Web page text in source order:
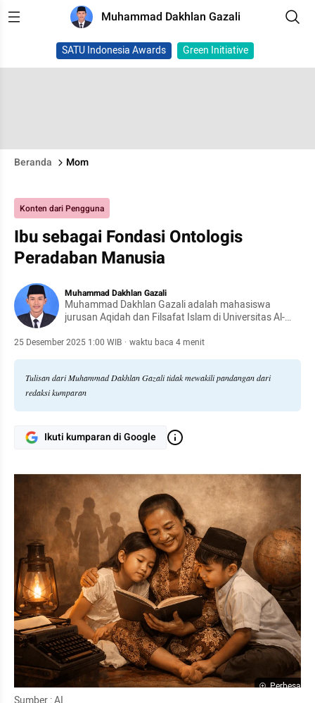
Muhammad Dakhlan Gazali
SATU Indonesia Awards Green Initiative
Beranda Mom
Konten dari Pengguna
Ibu sebagai Fondasi Ontologis
Peradaban Manusia
Muhammad Dakhlan Gazali
Muhammad Dakhlan Gazali adalah mahasiswa
jurusan Aqidah dan Filsafat Islam di Universitas Al-
jurnalistik, ia menulis tentang isu pendidikan, sosial,
25 Desember 2025 1:00 WIB · waktu baca 4 menit
Tulisan dari Muhammad Dakhlan Gazali tidak mewakili pandangan dari
redaksi kumparan
Ikuti kumparan di Google
Perbesar